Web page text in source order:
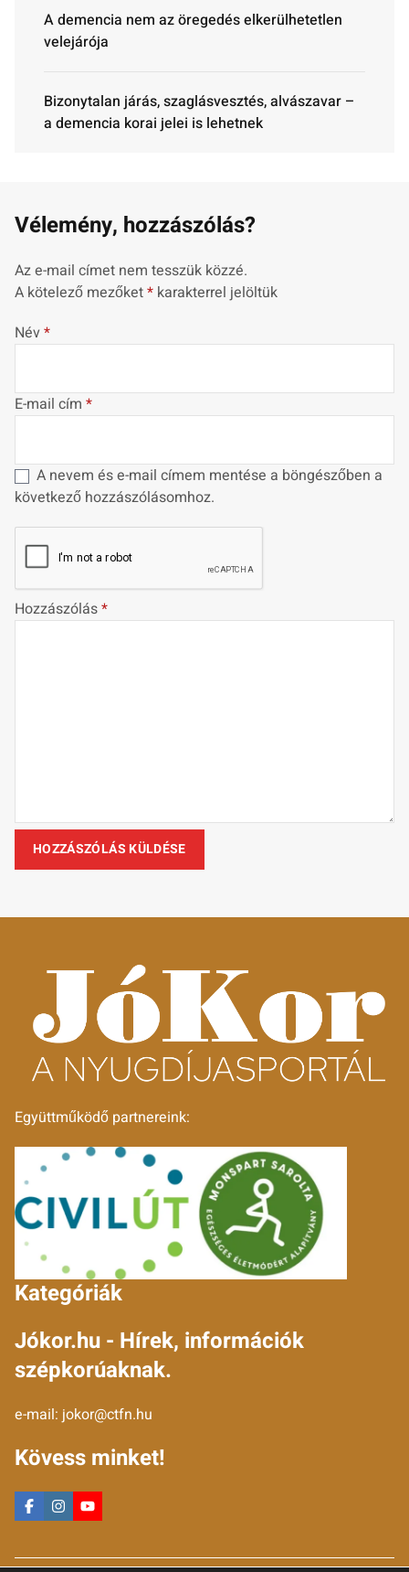
A demencia nem az öregedés elkerülhetetlen
velejárója
Bizonytalan járás, szaglásvesztés, alvászavar –
a demencia korai jelei is lehetnek
Vélemény, hozzászólás?
Az e-mail címet nem tesszük közzé.
A kötelező mezőket* karakterrel jelöltük
Név*
E-mail cím *
A nevem és e-mail címem mentése a böngészőben a
következő hozzászólásomhoz.
Hozzászólás*
Együttműködő partnereink:
Kategóriák
Jókor.hu - Hírek, információk
szépkorúaknak.
e-mail: jokor@ctfn.hu
Kövess minket!